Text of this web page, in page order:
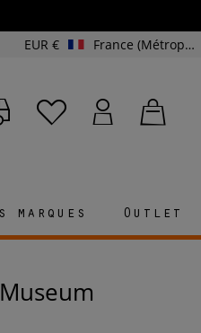
EUR € France (Métropolitaine et Corse)
marques Outlet